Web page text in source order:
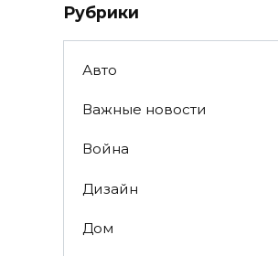
Рубрики
Авто
Важные новости
Война
Дизайн
Дом